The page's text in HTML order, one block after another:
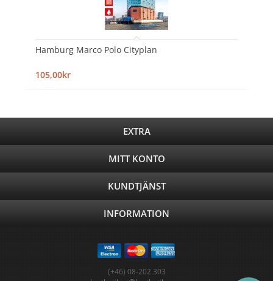
Hamburg Marco Polo Cityplan
105,00kr
EXTRA
MITT KONTO
KUNDTJÄNST
INFORMATION
(+46) 08-202 303